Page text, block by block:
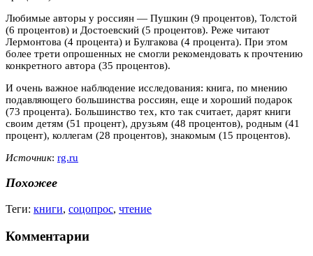
Любимые авторы у россиян — Пушкин (9 процентов), Толстой
(6 процентов) и Достоевский (5 процентов). Реже читают
Лермонтова (4 процента) и Булгакова (4 процента). При этом
более трети опрошенных не смогли рекомендовать к прочтению
конкретного автора (35 процентов).
И очень важное наблюдение исследования: книга, по мнению
подавляющего большинства россиян, еще и хороший подарок
(73 процента). Большинство тех, кто так считает, дарят книги
своим детям (51 процент), друзьям (48 процентов), родным (41
процент), коллегам (28 процентов), знакомым (15 процентов).
Источник: rg.ru
Похожее
Теги: книги, соцопрос, чтение
Комментарии